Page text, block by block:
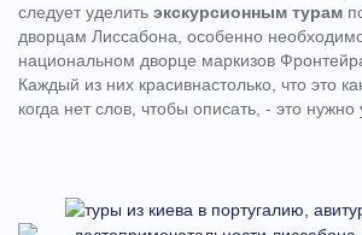
следует уделить экскурсионным турам
дворцам Лиссабона, особенно
национальном дворце маркизов
Каждый из них красивнастолько, что это
когда нет слов, чтобы описать, - это нужно